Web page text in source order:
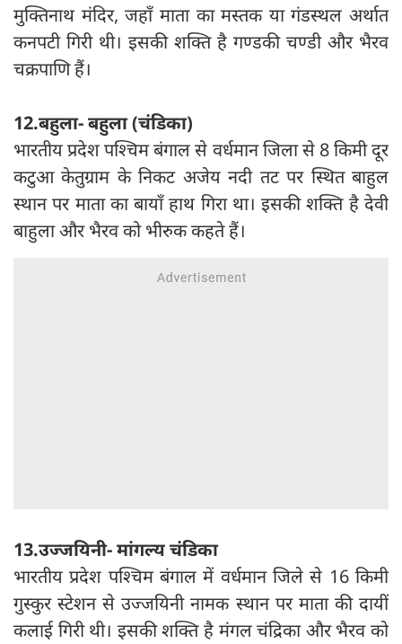
मुक्तिनाथ मंदिर, जहाँ माता का मस्तक या गंडस्थल अर्थात
कनपटी गिरी थी। इसकी शक्ति है गण्डकी चण्डी और भैरव
चक्रपाणि हैं।
12.बहुला- बहुला (चंडिका)
भारतीय प्रदेश पश्चिम बंगाल से वर्धमान जिला से 8 किमी दूर
कटुआ केतुग्राम के निकट अजेय नदी तट पर स्थित बाहुल
स्थान पर माता का बायाँ हाथ गिरा था। इसकी शक्ति है देवी
बाहुला और भैरव को भीरुक कहते हैं।
13.उज्जयिनी- मांगल्य चंडिका
भारतीय प्रदेश पश्चिम बंगाल में वर्धमान जिले से 16 किमी
गुस्कुर स्टेशन से उज्जय‍िनी नामक स्थान पर माता की दायीं
कलाई गिरी थी। इसकी शक्ति है मंगल चंद्रिका और भैरव को